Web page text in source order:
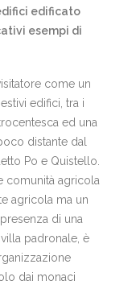
edificato
esempi di
come un
edifici, tra i
ed una
distante dal
Po e Quistello.
comunità agricola
agricola ma un
di una
padronale, è
dai monaci